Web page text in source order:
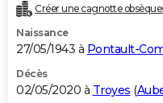
Créer une cagnotte
Naissance
27/05/1943 à Pontault-
Décès
02/05/2020 à Troyes (